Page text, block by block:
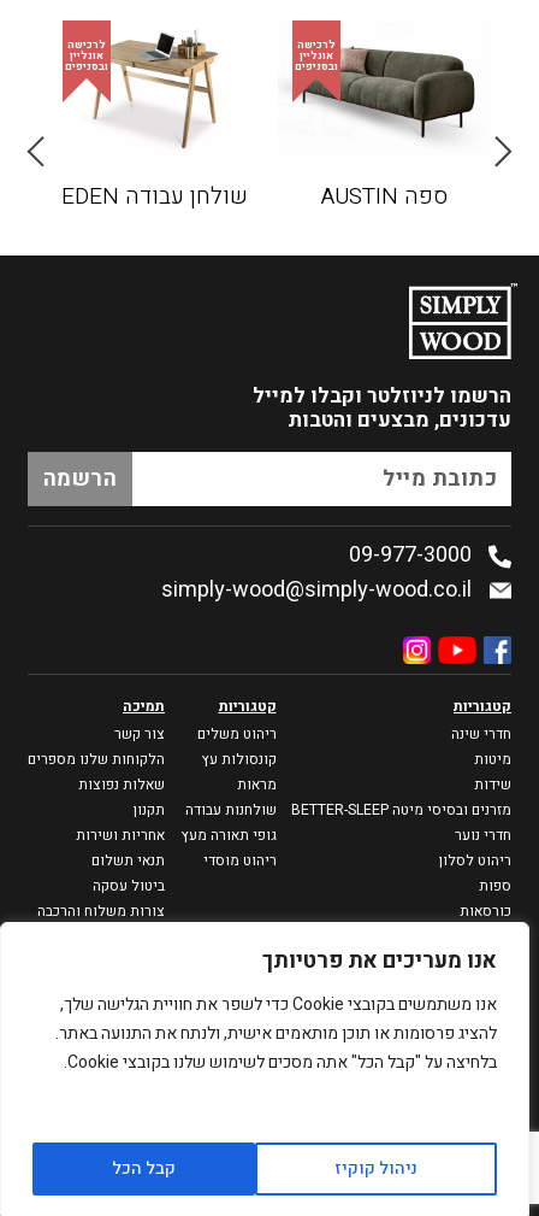
אנו מעריכים את פרטיותך
אנו משתמשים בקובצי Cookie כדי לשפר את חוויית הגלישה שלך,
להציג פרסומות או תוכן מותאמים אישית, ולנתח את התנועה באתר.
בלחיצה על "קבל הכל" אתה מסכים לשימוש שלנו בקובצי Cookie.
ניהול קוקיז קבל הכל
ספה AUSTIN שולחן עבודה EDEN
הרשמו לניוזלטר וקבלו למייל
עדכונים, מבצעים והטבות
09-977-3000
simply-wood@simply-wood.co.il
קטגוריות
חדרי שינה
מיטות
שידות
מזרנים ובסיסי מיטה BETTER-SLEEP
חדרי נוער
ריהוט לסלון
ספות
כורסאות
שולחנות סלון
פינות אוכל
שולחנות אוכל
כיסאות
קטגוריות
ריהוט משלים
קונסולות עץ
מראות
שולחנות עבודה
גופי תאורה מעץ
ריהוט מוסדי
תמיכה
צור קשר
הלקוחות שלנו מספרים
שאלות נפוצות
תקנון
אחריות ושירות
תנאי תשלום
ביטול עסקה
צורות משלוח והרכבה
כל הזכויות שמורות ל-
designed by PROPAGANDA
Dmitry Kagan